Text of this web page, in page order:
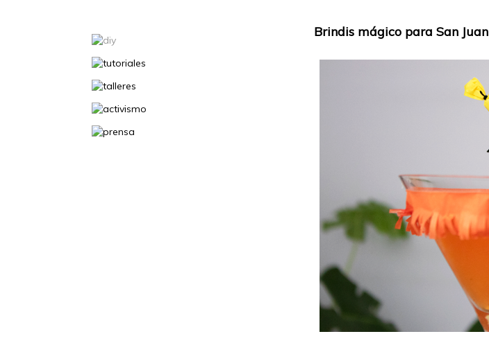
Brindis mágico para San Juan